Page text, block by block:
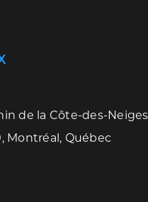
de la Côte-des-
Montréal, Québec